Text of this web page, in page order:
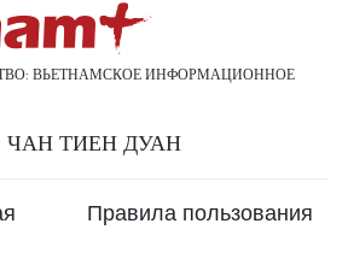
ВЬЕТНАМСКОЕ ИНФОРМАЦИОННОЕ
ЧАН ТИЕН ДУАН
Правила пользования